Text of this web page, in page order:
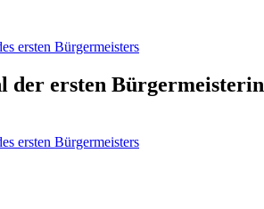
ersten Bürgermeisters
der ersten
ersten Bürgermeisters